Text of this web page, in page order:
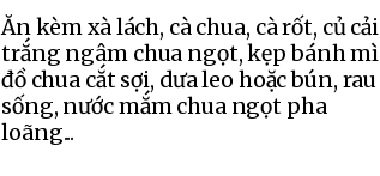
Ăn kèm xà lách, cà chua, cà rốt, củ cải
trắng ngâm chua ngọt, kẹp bánh mì
đồ chua cắt sợi, dưa leo hoặc bún, rau
sống, nước mắm chua ngọt pha
loãng...